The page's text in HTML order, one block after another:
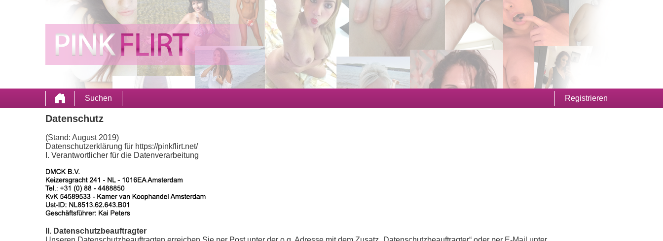
Suchen Registrieren
Datenschutz
(Stand: August 2019)
Datenschutzerklärung für https://pinkflirt.net/
I. Verantwortlicher für die Datenverarbeitung
II. Datenschutzbeauftragter